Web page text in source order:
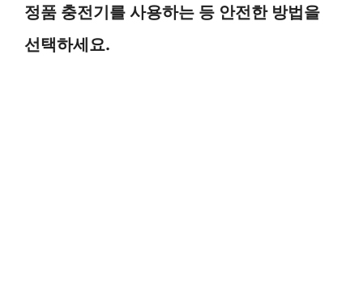
정품 충전기를 사용하는 등 안전한 방법을
선택하세요.